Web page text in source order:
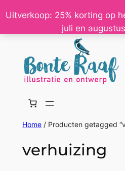
Uitverkoop: 25% korting op
juli en
Ga
de
Home/ Producten getagged
verhuizing